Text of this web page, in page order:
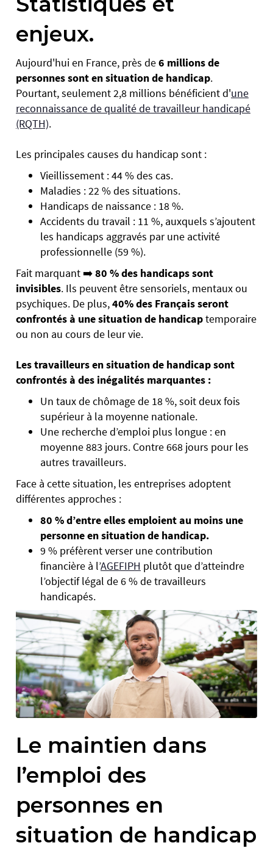
enjeux.
Aujourd'hui en France, près de6 millions de
personnes sont en situation de handicap.
Pourtant, seulement 2,8 millions bénéficient d'une
reconnaissance de qualité de travailleur handicapé
(RQTH).
Les principales causes du handicap sont :
Vieillissement : 44 % des cas.
Maladies : 22 % des situations.
Handicaps de naissance : 18 %.
Accidents du travail : 11 %, auxquels s’ajoutent
les handicaps aggravés par une activité
professionnelle (59 %).
Fait marquant ➡️80 % des handicaps sont
invisibles. Ils peuvent être sensoriels, mentaux ou
psychiques. De plus,40% des Français seront
confrontés à une situation de handicaptemporaire
ou non au cours de leur vie.
Les travailleurs en situation de handicapsont
confrontés à des inégalités marquantes :
Un taux de chômage de 18 %, soit deux fois
supérieur à la moyenne nationale.
Une recherche d’emploi plus longue : en
moyenne 883 jours. Contre 668 jours pour les
autres travailleurs.
Face à cette situation, les entreprises adoptent
différentes approches :
80 % d’entre elles emploient au moins une
personne en situation de handicap.
9 % préfèrent verser une contribution
financière à l’AGEFIPH plutôt que d’atteindre
l’objectif légal de 6 % de travailleurs
handicapés.
Le maintien dans
l’emploi des
personnes en
situation de handicap